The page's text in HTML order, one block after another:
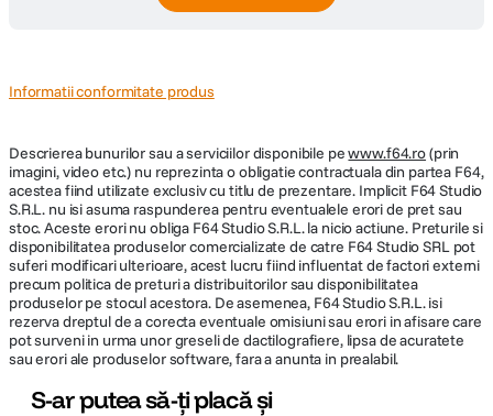
Informatii conformitate produs
Descrierea bunurilor sau a serviciilor disponibile pewww.f64.ro(prin
imagini, video etc.) nu reprezinta o obligatie contractuala din partea F64,
acestea fiind utilizate exclusiv cu titlu de prezentare. Implicit F64 Studio
S.R.L. nu isi asuma raspunderea pentru eventualele erori de pret sau
stoc. Aceste erori nu obliga F64 Studio S.R.L. la nicio actiune. Preturile si
disponibilitatea produselor comercializate de catre F64 Studio SRL pot
suferi modificari ulterioare, acest lucru fiind influentat de factori externi
precum politica de preturi a distribuitorilor sau disponibilitatea
produselor pe stocul acestora. De asemenea, F64 Studio S.R.L. isi
rezerva dreptul de a corecta eventuale omisiuni sau erori in afisare care
pot surveni in urma unor greseli de dactilografiere, lipsa de acuratete
sau erori ale produselor software, fara a anunta in prealabil.
S-ar putea să-ți placă și